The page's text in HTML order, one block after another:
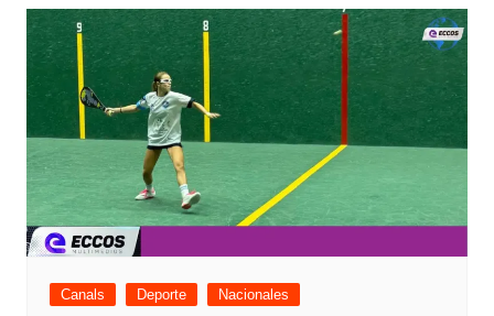
entradas
Canals Deporte Nacionales